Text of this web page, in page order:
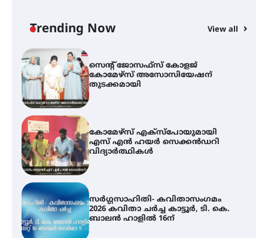
Trending Now View all
വെള്ളിയാഴ്ച സ്‌ക്രീൻ ചെയ്യുന്നു
സെന്റ് ജോസഫ്സ് കോളജ്
കോമേഴ്‌സ് അസോസിയേഷന്
തുടക്കമായി
കോമേഴ്സ് എക്സ്പോയുമായി
എസ് എൻ ഹയർ സെക്കൻഡറി
വിദ്യാർത്ഥികൾ
സർഗ്ഗസാഹിതി- കവിതാസംഗമം
2026 കവിതാ ചർച്ച കാട്ടൂർ, ടി. കെ.
ബാലൻ ഹാളിൽ 16ന്